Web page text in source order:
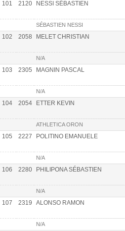
101 2120 NESSI SÉBASTIEN
SÉBASTIEN NESSI
102 2058 MELET CHRISTIAN
N/A
103 2305 MAGNIN PASCAL
N/A
104 2054 ETTER KEVIN
ATHLETICA ORON
105 2227 POLITINO EMANUELE
N/A
106 2280 PHILIPONA SÉBASTIEN
N/A
107 2319 ALONSO RAMON
N/A